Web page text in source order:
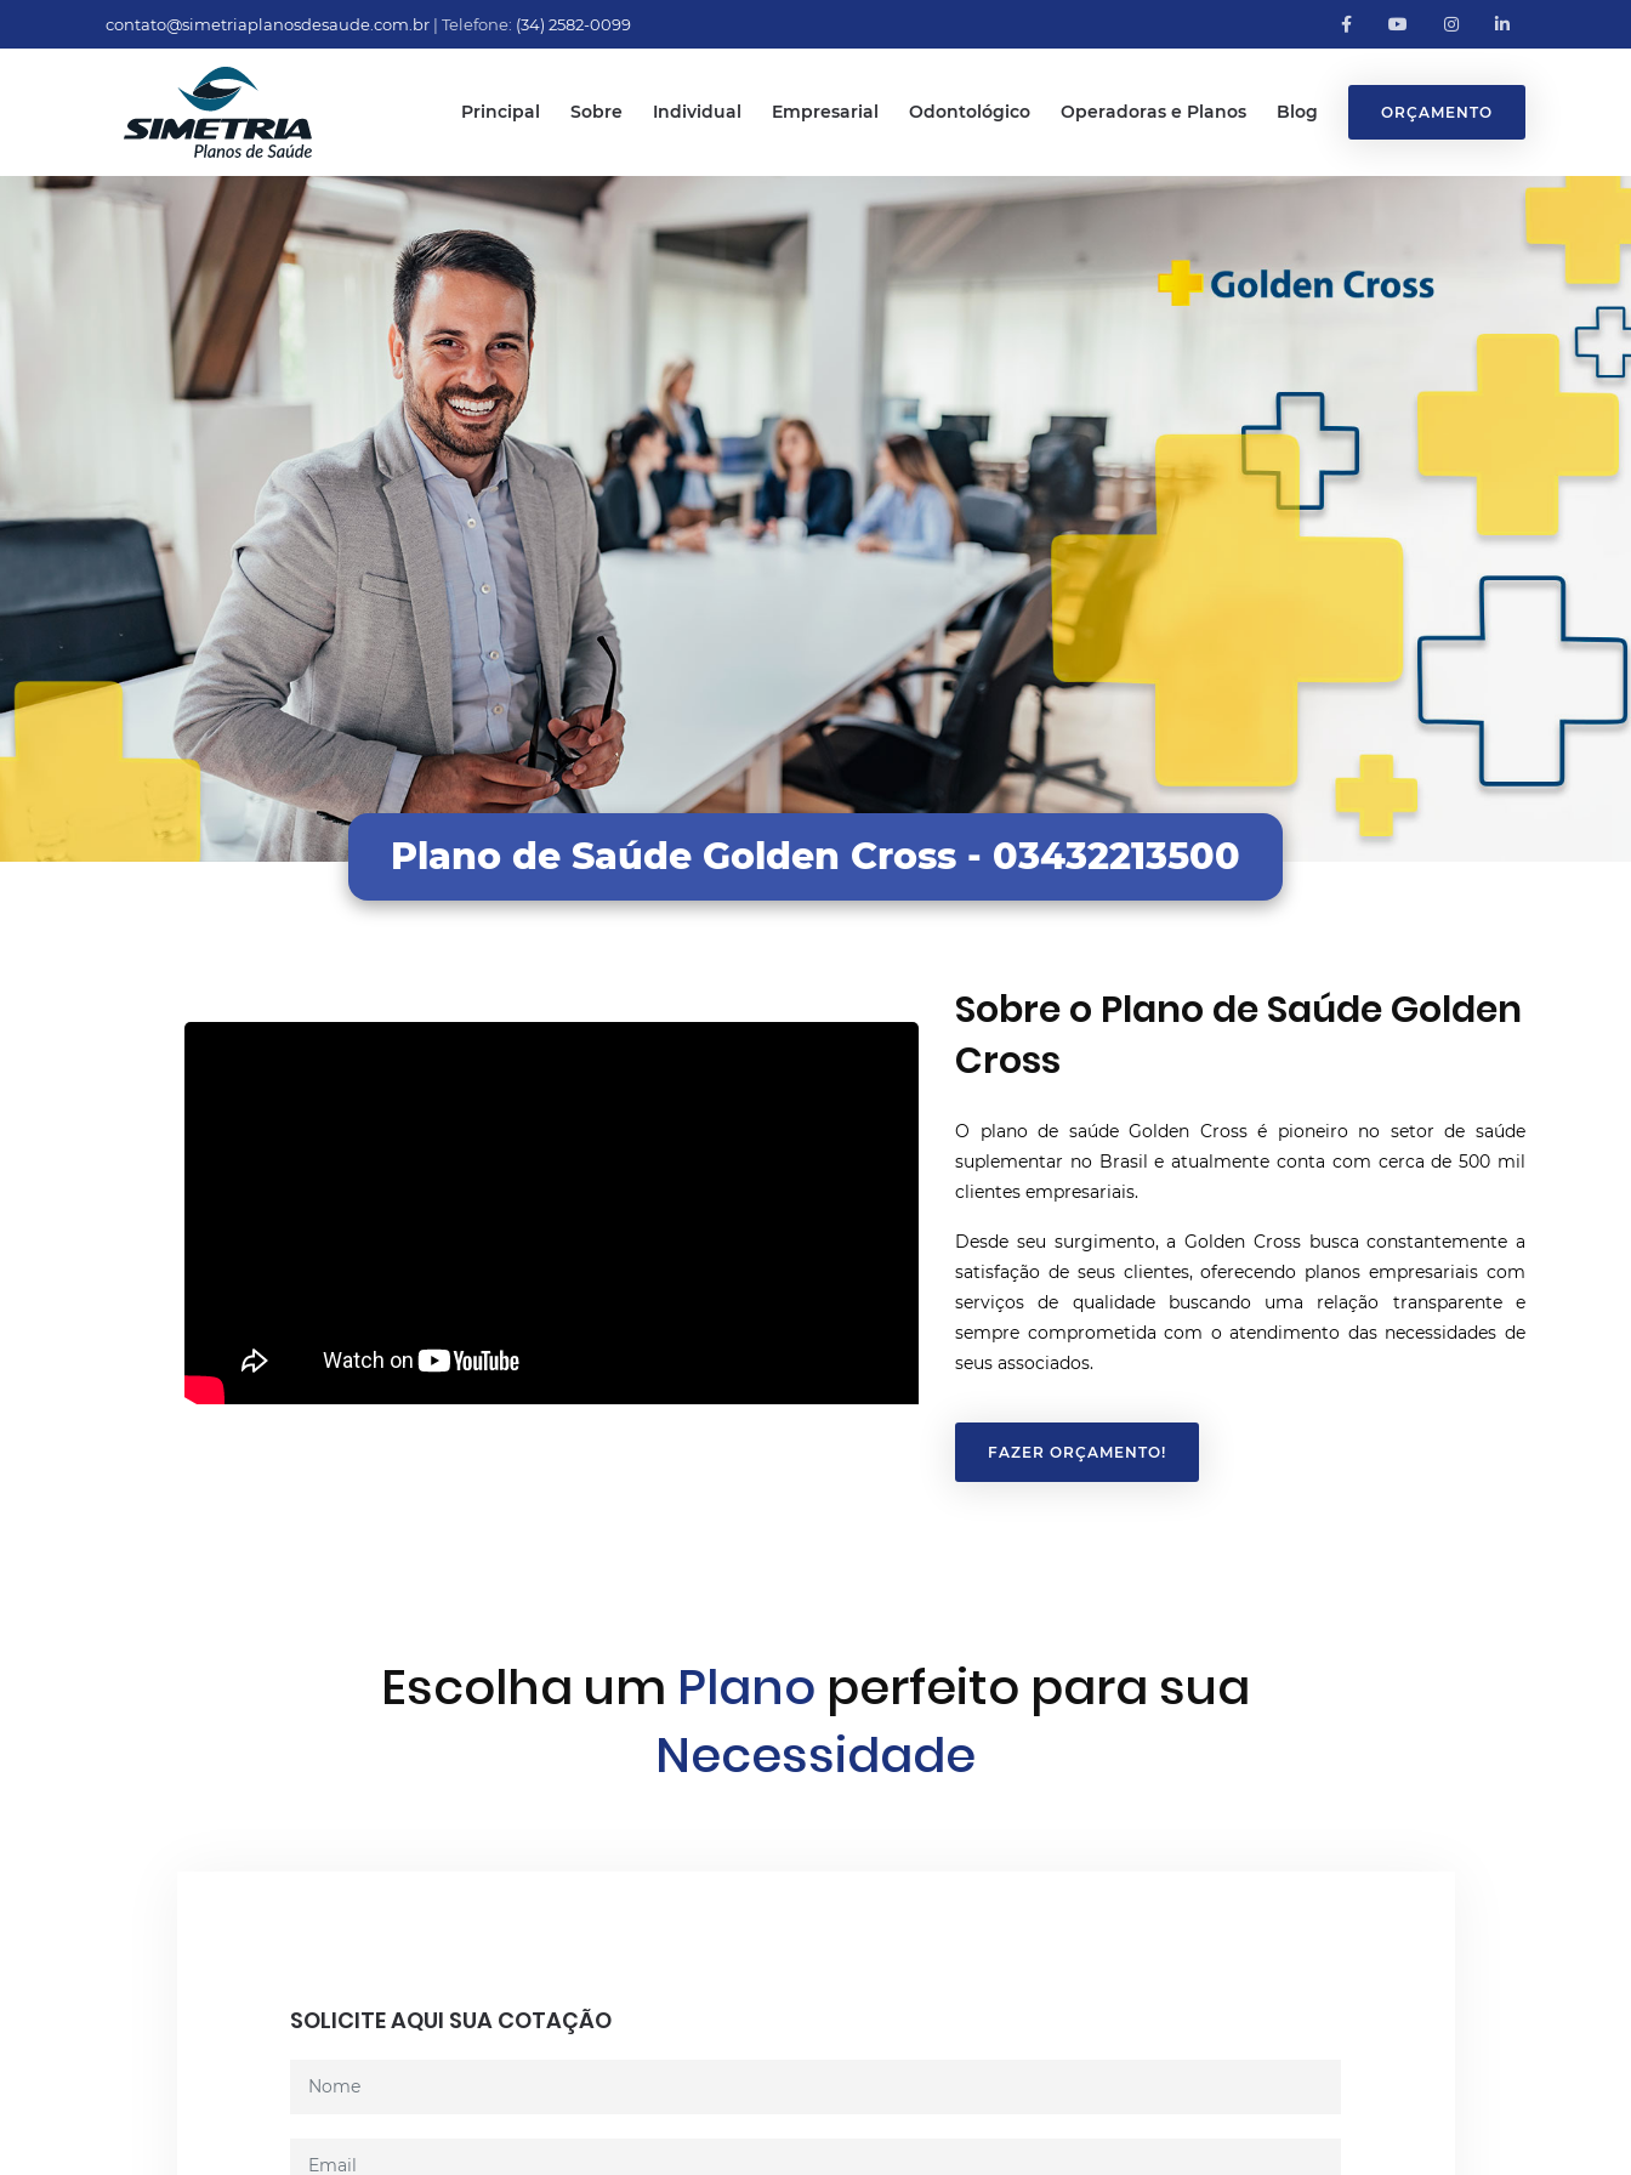
contato@simetriaplanosdesaude.com.br | Telefone: (34) 2582-0099
Principal Sobre Individual Empresarial Odontológico Operadoras e Planos Blog ORÇAMENTO
Plano de Saúde Golden Cross - 03432213500
Sobre o Plano de Saúde Golden
Cross
O plano de saúde Golden Cross é pioneiro no setor de saúde
suplementar no Brasil e atualmente conta com cerca de 500 mil
clientes empresariais.
Desde seu surgimento, a Golden Cross busca constantemente a
satisfação de seus clientes, oferecendo planos empresariais com
serviços de qualidade buscando uma relação transparente e
sempre comprometida com o atendimento das necessidades de
seus associados.
FAZER ORÇAMENTO!
Escolha um Plano perfeito para sua
Necessidade
SOLICITE AQUI SUA COTAÇÃO